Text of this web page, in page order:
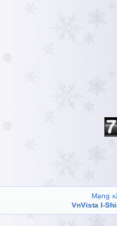
Mạng
VnVista I-